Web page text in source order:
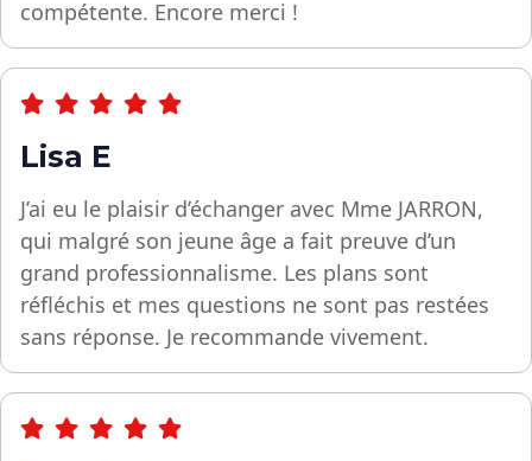
compétente. Encore merci !
Lisa E
J’ai eu le plaisir d’échanger avec Mme JARRON,
qui malgré son jeune âge a fait preuve d’un
grand professionnalisme. Les plans sont
réfléchis et mes questions ne sont pas restées
sans réponse. Je recommande vivement.